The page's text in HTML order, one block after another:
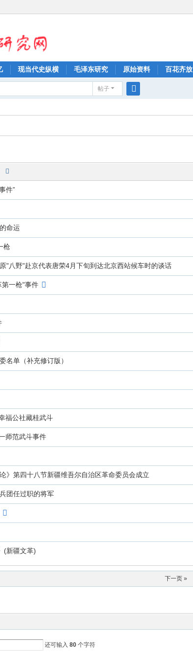
现当代史纵横 毛泽东研究 原始资料 百花齐放
帖子
索
件”
命运
枪
"八野"赴京代表唐荣4月下旬到达北京西站候车时的谈话
一枪"事件
名单（补充修订版）
福公社藏桂武斗
师范武斗事件
》第四十八节新疆维吾尔自治区革命委员会成立
团任过职的将军
(新疆文革)
下一页 »
还可输入 80 个字符